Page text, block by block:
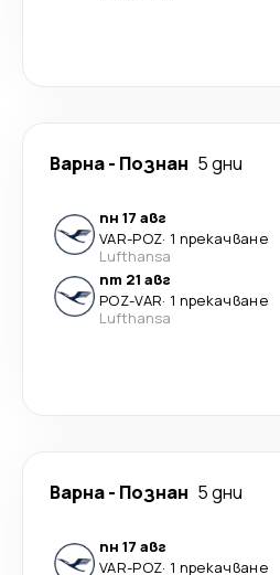
Варна- Познан 5 дни
пн 17 авг
VAR-POZ· 1 прекачване
Lufthansa
пт 21 авг
POZ-VAR· 1 прекачване
Lufthansa
Варна- Познан 5 дни
пн 17 авг
VAR-POZ· 1 прекачване